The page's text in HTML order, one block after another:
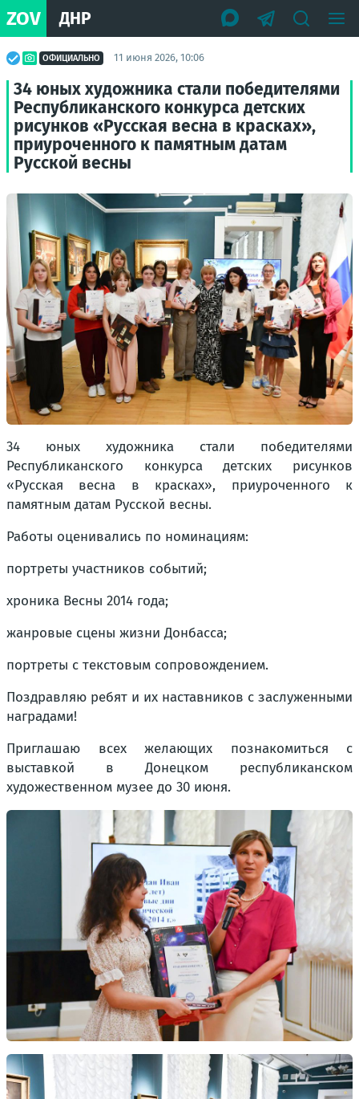
ZOV ДНР
ОФИЦИАЛЬНО 11 июня 2026, 10:06
34 юных художника стали победителями
Республиканского конкурса детских
рисунков «Русская весна в красках»,
приуроченного к памятным датам
Русской весны
34 юных художника стали победителями
Республиканского конкурса детских рисунков
«Русская весна в красках», приуроченного к
памятным датам Русской весны.
Работы оценивались по номинациям:
портреты участников событий;
хроника Весны 2014 года;
жанровые сцены жизни Донбасса;
портреты с текстовым сопровождением.
Поздравляю ребят и их наставников с заслуженными
наградами!
Приглашаю всех желающих познакомиться с
выставкой в Донецком республиканском
художественном музее до 30 июня.